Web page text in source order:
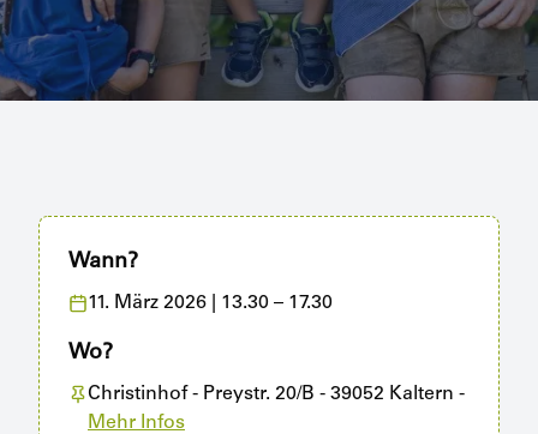
Wann?
11. März 2026 | 13.30 – 17.30
Wo?
Christinhof- Preystr. 20/B - 39052 Kaltern -
Mehr Infos